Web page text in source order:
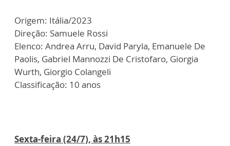
Origem: Itália/2023
Direção: Samuele Rossi
Elenco: Andrea Arru, David Paryla, Emanuele De
Paolis, Gabriel Mannozzi De Cristofaro, Giorgia
Wurth, Giorgio Colangeli
Classificação: 10 anos
Sexta-feira (24/7), às 21h15